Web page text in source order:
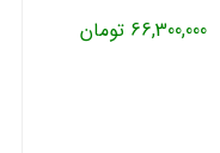
66,300,000 تومان